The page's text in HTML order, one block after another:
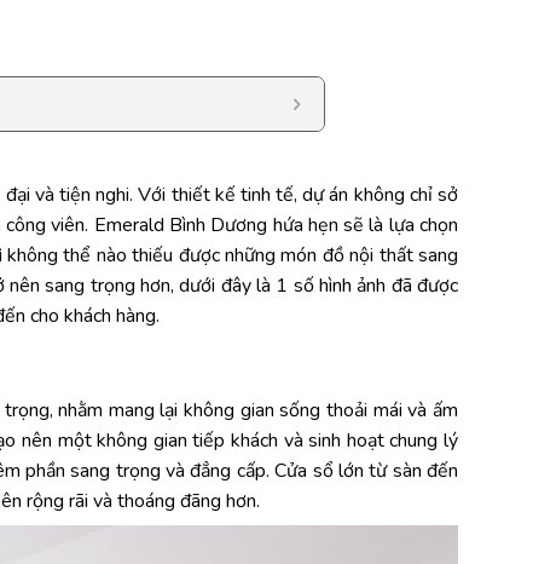
và tiện nghi. Với thiết kế tinh tế, dự án không chỉ sở
viên. Emerald Bình Dương hứa hẹn sẽ là lựa chọn
thể nào thiếu được những món đồ nội thất sang
sang trọng hơn, dưới đây là 1 số hình ảnh đã được
cho khách hàng.
nhằm mang lại không gian sống thoải mái và ấm
nên một không gian tiếp khách và sinh hoạt chung lý
phần sang trọng và đẳng cấp. Cửa sổ lớn từ sàn đến
rộng rãi và thoáng đãng hơn.